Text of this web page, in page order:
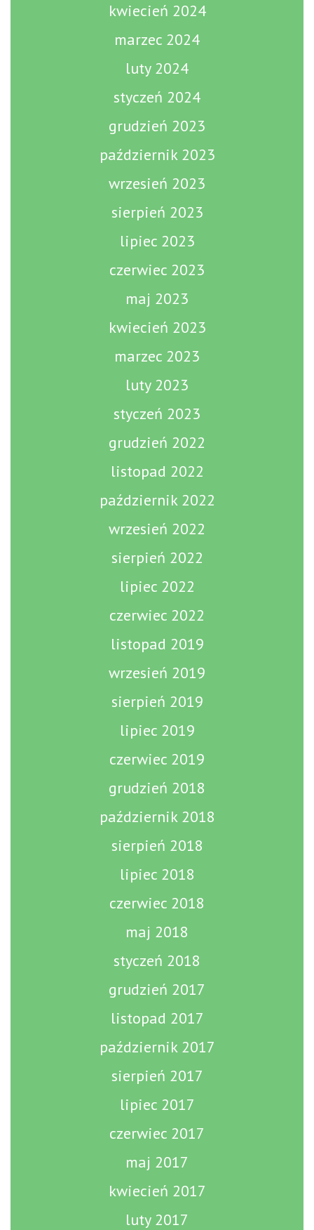
kwiecień 2024
marzec 2024
luty 2024
styczeń 2024
grudzień 2023
październik 2023
wrzesień 2023
sierpień 2023
lipiec 2023
czerwiec 2023
maj 2023
kwiecień 2023
marzec 2023
luty 2023
styczeń 2023
grudzień 2022
listopad 2022
październik 2022
wrzesień 2022
sierpień 2022
lipiec 2022
czerwiec 2022
listopad 2019
wrzesień 2019
sierpień 2019
lipiec 2019
czerwiec 2019
grudzień 2018
październik 2018
sierpień 2018
lipiec 2018
czerwiec 2018
maj 2018
styczeń 2018
grudzień 2017
listopad 2017
październik 2017
sierpień 2017
lipiec 2017
czerwiec 2017
maj 2017
kwiecień 2017
luty 2017